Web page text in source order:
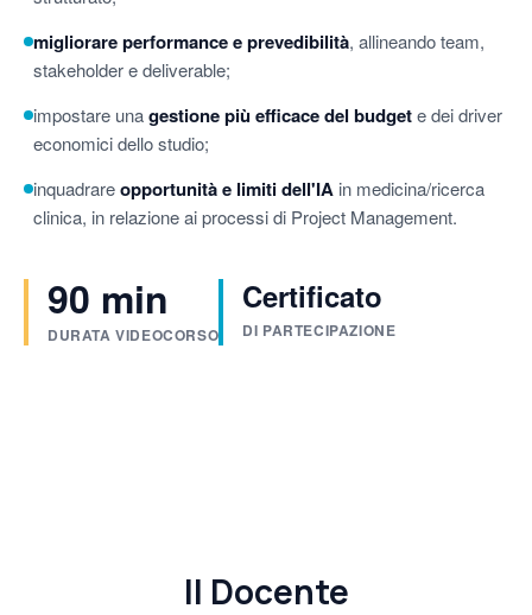
migliorare performance e prevedibilità, allineando team,
stakeholder e deliverable;
impostare unagestione più efficace del budgete dei driver
economici dello studio;
inquadrareopportunità e limiti dell'IA in medicina/ricerca
clinica, in relazione ai processi di Project Management.
90 min
DURATA VIDEOCORSO
Certificato
DI PARTECIPAZIONE
Il Docente